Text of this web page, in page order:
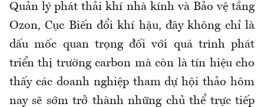
Quản lý phát thải khí nhà kính và Bảo vệ tầng
Ozon, Cục Biến đổi khí hậu, đây không chỉ là
dấu mốc quan trọng đối với quá trình phát
triển thị trường carbon mà còn là tín hiệu cho
thấy các doanh nghiệp tham dự hội thảo hôm
nay sẽ sớm trở thành những chủthể trực tiếp